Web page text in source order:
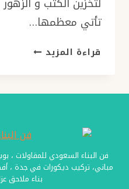
تأتي معظمها…
قراءة المزيد تركيب
جدة
ارفف
معلقة
على
الحائط
فن البناء السعودي للمقاولات ،
مباني، تركيب ديكورات في جدة ،
بناء ملاحق